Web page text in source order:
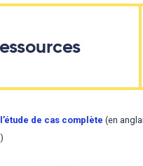
de cas complète (en